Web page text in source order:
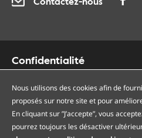
Confidentialité
Accessibilité
Plan du site
Nos centres auditifs
Nous utilisons des cookies afin de
proposés sur notre site et pour
En cliquant sur ”J’accepte”, vous
pourrez toujours les désactiver